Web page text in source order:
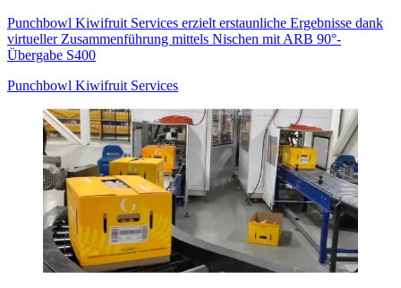
Punchbowl Kiwifruit Services erzielt erstaunliche Ergebnisse dank
virtueller Zusammenführung mittels Nischen mit ARB 90°-
Übergabe S400
Punchbowl Kiwifruit Services